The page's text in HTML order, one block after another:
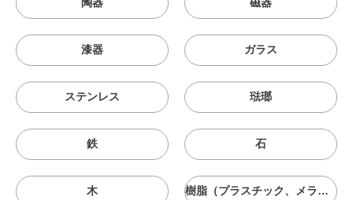
漆器 ガラス
ステンレス 琺瑯
鉄 石
木 樹脂（プラスチック、メラニン、シリコン等）